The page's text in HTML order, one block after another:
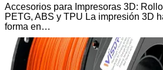
Accesorios para Impresoras 3D:
PETG, ABS y TPU La impresión 3D
forma en…